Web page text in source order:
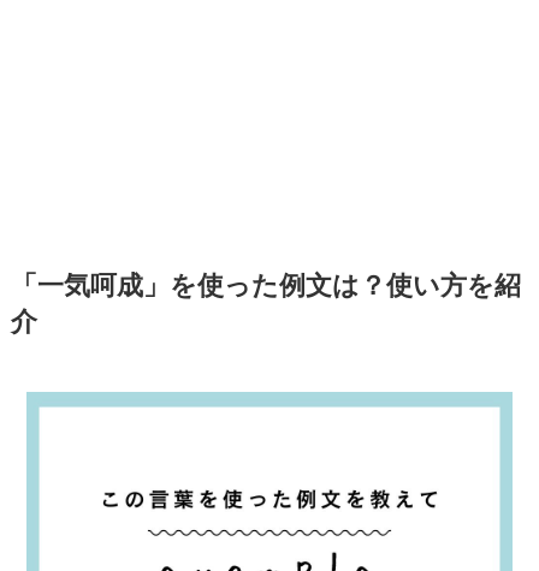
「一気呵成」を使った例文は？使い方を紹
介